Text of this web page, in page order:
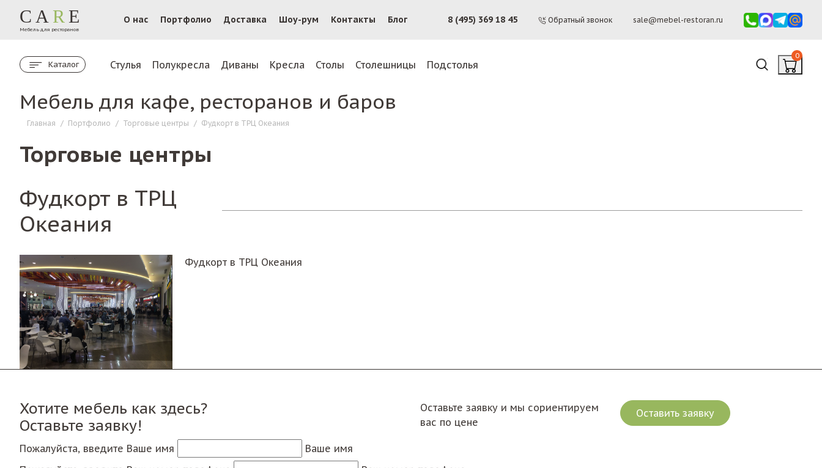
CA R E
Мебель для ресторанов
О нас Портфолио Доставка Шоу-рум Контакты Блог 8 (495) 369 18 45 Обратный звонок sale@mebel-restoran.ru
Каталог Стулья Полукресла Диваны Кресла Столы Столешницы Подстолья
0
Мебель для кафе, ресторанов и баров
Главная / Портфолио / Торговые центры / Фудкорт в ТРЦ Океания
Торговые центры
Фудкорт в ТРЦ
Океания
Фудкорт в ТРЦ Океания
Хотите мебель как здесь?
Оставьте заявку!
Оставьте заявку и мы сориентируем
вас по цене
Оставить заявку
Пожалуйста, введите Ваше имя
Ваше имя